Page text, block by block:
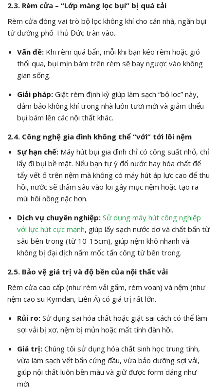
2.3. Rèm cửa – “Lớp màng lọc bụi” bị quá tải
Rèm cửa đóng vai trò bộ lọc không khí cho căn nhà, ngăn bụi
từ đường phố Thủ Đức tràn vào.
Vấn đề:Khi rèm quá bẩn, mỗi khi bạn kéo rèm hoặc gió
thổi qua, bụi mịn bám trên rèm sẽ bay ngược vào không
gian sống.
Giải pháp:Giặt rèm định kỳ giúp làm sạch “bộ lọc” này,
đảm bảo không khí trong nhà luôn tươi mới và giảm thiểu
bụi bám lên các nội thất khác.
2.4. Công nghệ gia đình không thể “với” tới lõi nệm
Sự hạn chế:Máy hút bụi gia đình chỉ có công suất nhỏ, chỉ
lấy đi bụi bề mặt. Nếu bạn tự ý đổ nước hay hóa chất để
tẩy vết ố trên nệm mà không có máy hút áp lực cao để thu
hồi, nước sẽ thấm sâu vào lõi gây mục nệm hoặc tạo ra
mùi hôi nồng nặc hơn.
Dịch vụ chuyên nghiệp: Sử dụng máy hút công nghiệp
với lực hút cực mạnh, giúp lấy sạch nước dơ và chất bẩn từ
sâu bên trong (từ 10-15cm), giúp nệm khô nhanh và
không bị đại dịch nấm mốc tấn công từ bên trong.
2.5. Bảo vệ giá trị và độ bền của nội thất vải
Rèm cửa cao cấp (như rèm vải gấm, rèm voan) và nệm (như
nệm cao su Kymdan, Liên Á) có giá trị rất lớn.
Rủi ro:Sử dụng sai hóa chất hoặc giặt sai cách có thể làm
sợi vải bị xơ, nệm bị mủn hoặc mất tính đàn hồi.
Giá trị:Chúng tôi sử dụng hóa chất sinh học trung tính,
vừa làm sạch vết bẩn cứng đầu, vừa bảo dưỡng sợi vải,
giúp nội thất luôn bền màu và giữ được form dáng như
mới.